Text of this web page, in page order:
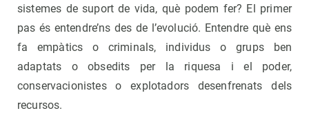
sistemes de suport de vida, què podem fer? El primer
pas és entendre’ns des de l’evolució. Entendre què ens
fa empàtics o criminals, individus o grups ben
adaptats o obsedits per la riquesa i el poder,
conservacionistes o explotadors desenfrenats dels
recursos.